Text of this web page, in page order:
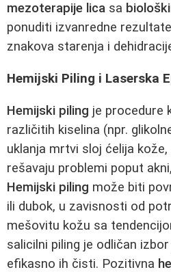
mezoterapije lica sa
ponuditi izvanredne
znakova starenja i
Hemijski Piling i Laserska
Hemijski piling je procedure
različitih kiselina (npr.
uklanja mrtvi sloj ćelija
rešavaju problemi poput
Hemijski piling može biti
ili dubok, u zavisnosti od
mešovitu kožu sa
salicilni piling je odličan
efikasno ih čisti. Pozitivna